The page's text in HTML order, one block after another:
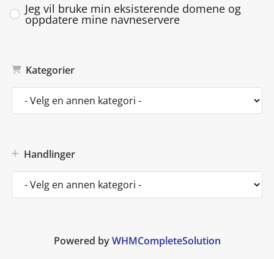
Kategorier
Handlinger
Jeg vil bruke min eksisterende domene og
oppdatere mine navneservere
Powered byWHMCompleteSolution